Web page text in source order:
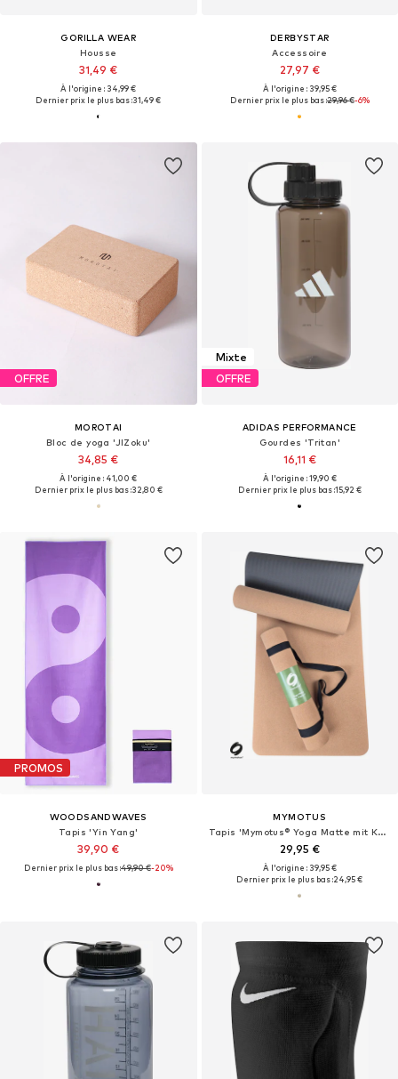
GORILLA WEAR
Housse
31,49 €
À l'origine : 34,99 €
Dernier prix le plus bas :31,49 €
DERBYSTAR
Accessoire
27,97 €
À l'origine : 39,95 €
Dernier prix le plus bas :29,96 €-6%
OFFRE
MOROTAI
Bloc de yoga 'JIZoku'
34,85 €
À l'origine : 41,00 €
Dernier prix le plus bas :32,80 €
Mixte
OFFRE
ADIDAS PERFORMANCE
Gourdes 'Tritan'
16,11 €
À l'origine : 19,90 €
Dernier prix le plus bas :15,92 €
PROMOS
WOODSANDWAVES
Tapis 'Yin Yang'
39,90 €
Dernier prix le plus bas :49,90 €-20%
MYMOTUS
Tapis 'Mymotus® Yoga Matte mit Kork-Oberfläche, rutschfest, funktional, pflegeleicht mit Tragegurt'
29,95 €
À l'origine : 39,95 €
Dernier prix le plus bas :24,95 €